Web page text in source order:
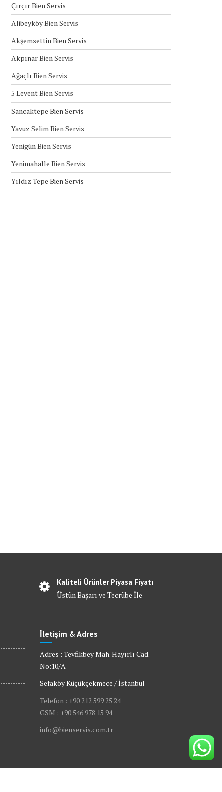
Çırçır Bien Servis
Alibeyköy Bien Servis
Akşemsettin Bien Servis
Akpınar Bien Servis
Ağaçlı Bien Servis
5 Levent Bien Servis
Sancaktepe Bien Servis
Yavuz Selim Bien Servis
Yenigün Bien Servis
Yenimahalle Bien Servis
Yıldız Tepe Bien Servis
Kaliteli Ürünler Piyasa Fiyatı
Üstün Başarı ve Tecrübe İle
İletişim & Adres
Adres : Tevfikbey Mah. Hayırlı Cad.
No:10/A
Sefaköy Küçükçekmece / İstanbul
Telefon : +90 212 599 25 24
GSM : +90 546 978 15 94
info@bienservis.com.tr